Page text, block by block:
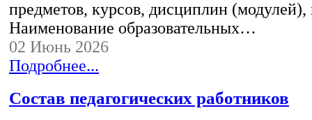
предметов, курсов, дисциплин (модулей),
Наименование образовательных…
02 Июнь 2026
Подробнее...
Состав педагогических работников